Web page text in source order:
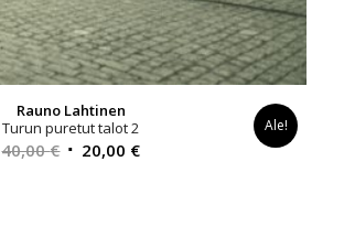
Rauno Lahtinen
Turun puretut talot 2
40,00€ Alkuperäinen
20,00 €Nykyinen
Ale!